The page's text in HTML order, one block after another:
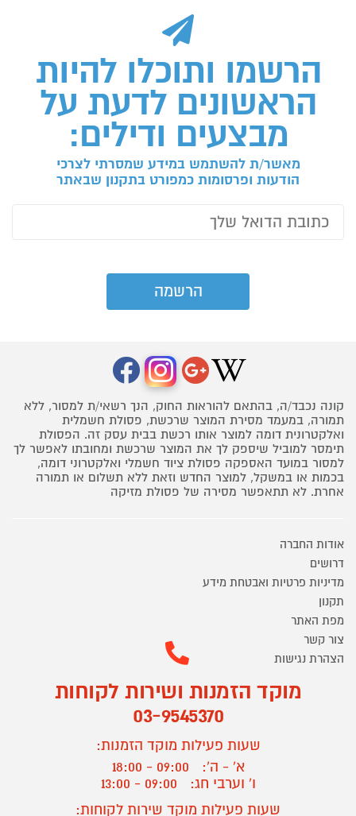
הרשמו ותוכלו להיות
הראשונים לדעת על
מבצעים ודילים:
מאשר/ת להשתמש במידע שמסרתי לצרכי
הודעות ופרסומות כמפורט בתקנון שבאתר
קונה נכבד/ה, בהתאם להוראות החוק, הנך רשאי/ת למסור, ללא
תמורה, במעמד מסירת המוצר שרכשת, פסולת חשמלית
ואלקטרונית דומה למוצר אותו רכשת בבית עסק זה. הפסולת
תימסר למוביל שיספק לך את המוצר שרכשת ומחובתו לאפשר לך
למסור במועד האספקה פסולת ציוד חשמלי ואלקטרוני דומה,
בכמות או במשקל, למוצר החדש וזאת ללא תשלום או תמורה
אחרת. לא תתאפשר מסירה של פסולת מזיקה
אודות החברה
דרושים
מדיניות פרטיות ואבטחת מידע
תקנון
מפת האתר
צור קשר
הצהרת נגישות
מוקד הזמנות ושירות לקוחות
03-9545370
שעות פעילות מוקד הזמנות:
א' - ה':
09:00 - 18:00
ו' וערבי חג:
09:00 - 13:00
שעות פעילות מוקד שירות לקוחות: